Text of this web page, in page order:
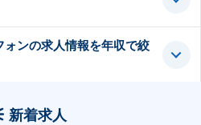
ォンの求人情報を年収で絞
新着求人